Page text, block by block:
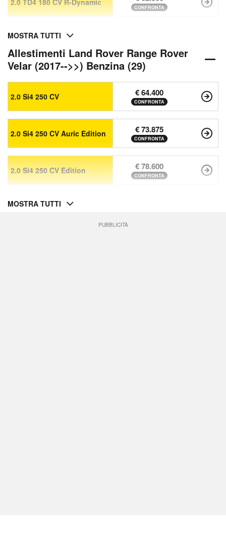
2.0 TD4 180 CV R-Dynamic
CONFRONTA
MOSTRA TUTTI
Allestimenti Land Rover Range Rover
Velar (2017-->>) Benzina (29)
2.0 Si4 250 CV € 64.400
CONFRONTA
2.0 Si4 250 CV Auric Edition € 73.875
CONFRONTA
2.0 Si4 250 CV Edition € 78.600
CONFRONTA
MOSTRA TUTTI
PUBBLICITÀ